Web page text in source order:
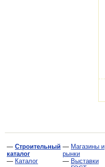
— Строительный
каталог
— Каталог
— Магазины и
рынки
— Выставки